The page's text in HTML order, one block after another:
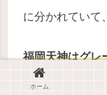
に分かれていて
福岡天神はグレ
通り となります
ホーム